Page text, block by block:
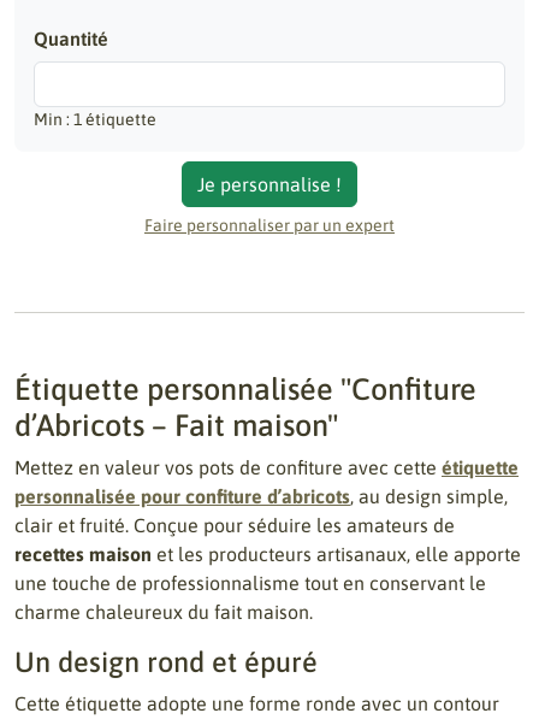
Quantité
Min : 1 étiquette
Faire personnaliser par un expert
Je personnalise !
Étiquette personnalisée "Confiture
d’Abricots – Fait maison"
Mettez en valeur vos pots de confiture avec cette étiquette
personnalisée pour confiture d’abricots, au design simple,
clair et fruité. Conçue pour séduire les amateurs de
recettes maison et les producteurs artisanaux, elle apporte
une touche de professionnalisme tout en conservant le
charme chaleureux du fait maison.
Un design rond et épuré
Cette étiquette adopte une forme ronde avec un contour